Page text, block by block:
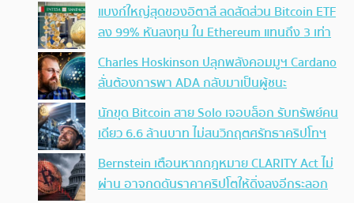
แบงก์ใหญ่สุดของอิตาลี ลดสัดส่วน Bitcoin ETF
ลง 99% หันลงทุน ใน Ethereum แทนถึง 3 เท่า
Charles Hoskinson ปลุกพลังคอมมูฯ Cardano
ลั่นต้องการพา ADA กลับมาเป็นผู้ชนะ
นักขุด Bitcoin สาย Solo เจอบล็อก รับทรัพย์คน
เดียว 6.6 ล้านบาท ไม่สนวิกฤตศรัทธาคริปโทฯ
Bernstein เตือนหากกฎหมาย CLARITY Act ไม่
ผ่าน อาจกดดันราคาคริปโตให้ดิ่งลงอีกระลอก